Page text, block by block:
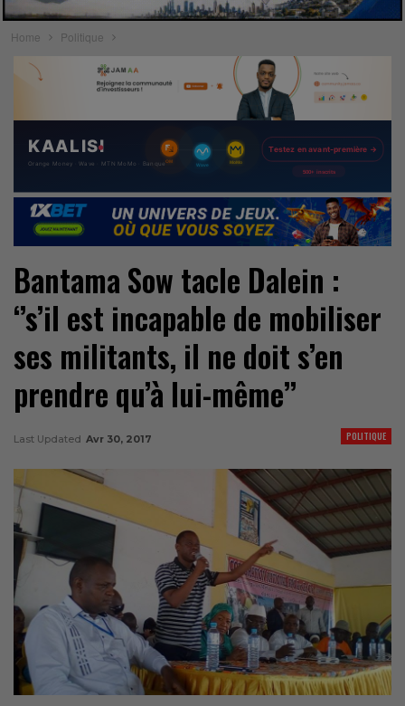
Home Politique
Bantama Sow tacle Dalein :
‘’s’il est incapable de mobiliser
ses militants, il ne doit s’en
prendre qu’à lui-même’’
POLITIQUE
Last Updated Avr 30, 2017